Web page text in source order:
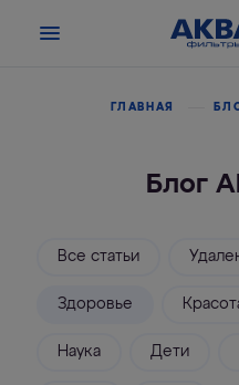
ГЛАВНАЯ
Блог
Все статьи
Здоровье
Наука Дети